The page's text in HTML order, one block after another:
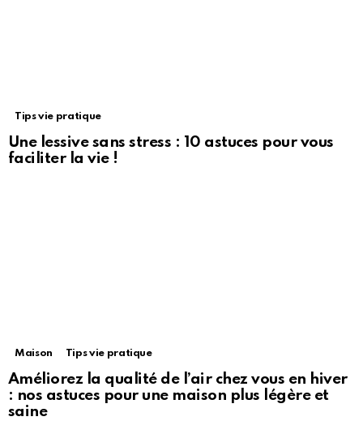
Tips vie pratique
Une lessive sans stress : 10 astuces pour vous
faciliter la vie !
Maison Tips vie pratique
Améliorez la qualité de l’air chez vous en hiver
: nos astuces pour une maison plus légère et
saine